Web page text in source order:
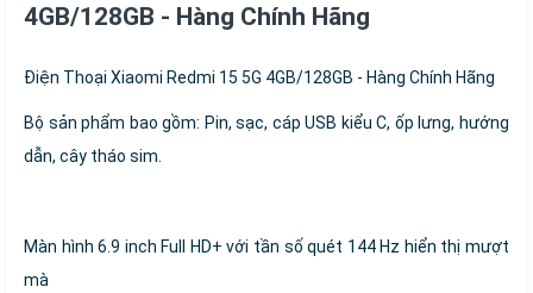
4GB/128GB - Hàng Chính Hãng
Điện Thoại Xiaomi Redmi 15 5G 4GB/128GB - Hàng Chính Hãng
Bộ sản phẩm bao gồm: Pin, sạc, cáp USB kiểu C, ốp lưng, hướng
dẫn, cây tháo sim.
Màn hình 6.9 inch Full HD+ với tần số quét 144 Hz hiển thị mượt
mà